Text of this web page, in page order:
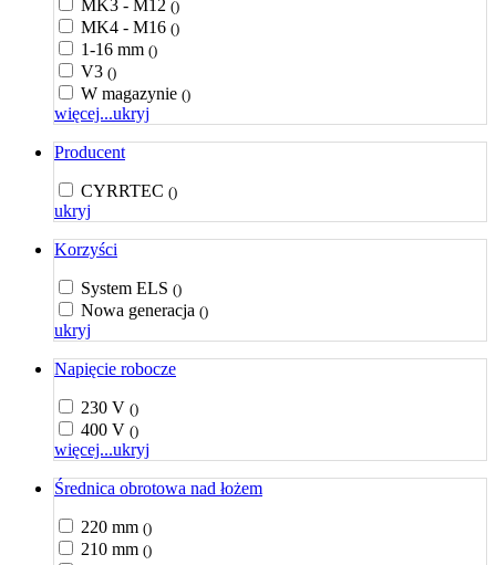
MK3 - M12 ()
MK4 - M16 ()
1-16 mm ()
V3 ()
W magazynie ()
więcej...ukryj
Producent
CYRRTEC ()
ukryj
Korzyści
System ELS ()
Nowa generacja ()
ukryj
Napięcie robocze
230 V ()
400 V ()
więcej...ukryj
Średnica obrotowa nad łożem
220 mm ()
210 mm ()